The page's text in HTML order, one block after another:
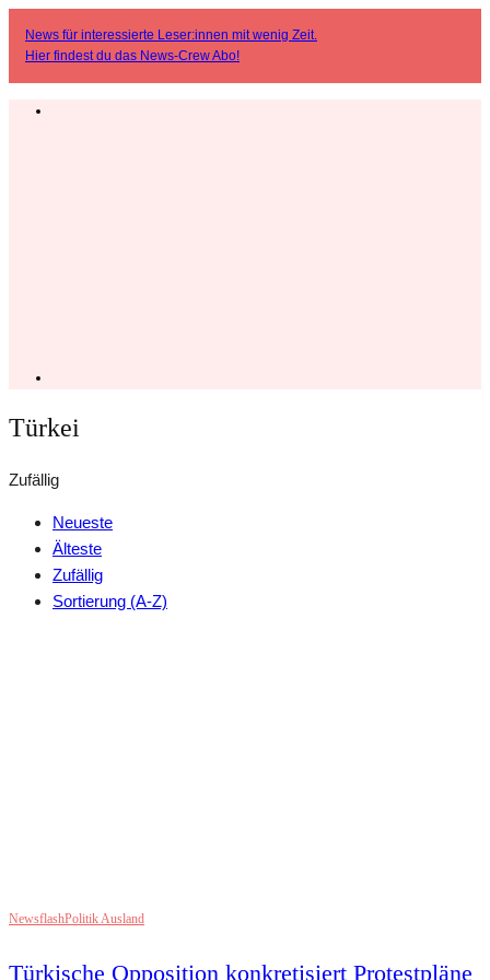
News für interessierte Leser:innen mit wenig Zeit.
Hier findest du das News-Crew Abo!
Türkei
Zufällig
Neueste
Älteste
Zufällig
Sortierung (A-Z)
NewsflashPolitik Ausland
Türkische Opposition konkretisiert Protestpläne